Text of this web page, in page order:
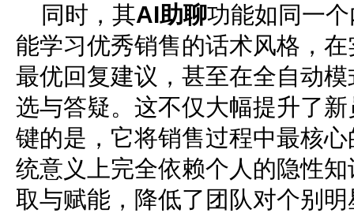
同时，其AI助聊功能如同一个
能学习优秀销售的话术风格，
最优回复建议，甚至在全自动
选与答疑。这不仅大幅提升了
键的是，它将销售过程中最核
统意义上完全依赖个人的隐性
取与赋能，降低了团队对个别